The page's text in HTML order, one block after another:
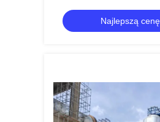
węglowego
Najlepszą cenę